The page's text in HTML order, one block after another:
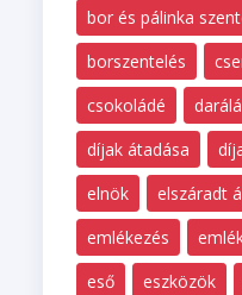
bor és pálinka
borszentelés
csokoládé
díjak átadása
elnök
elszáradt
emlékezés
eső
eszközök